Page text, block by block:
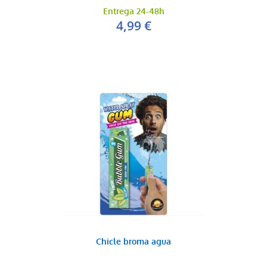
Entrega 24-48h
4,99 €
Chicle broma agua